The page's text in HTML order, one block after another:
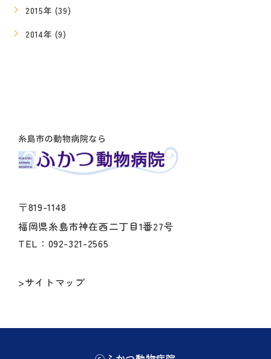
2015年 (39)
2014年 (9)
〒819-1148
福岡県糸島市神在西二丁目1番27号
TEL：092-321-2565
>サイトマップ